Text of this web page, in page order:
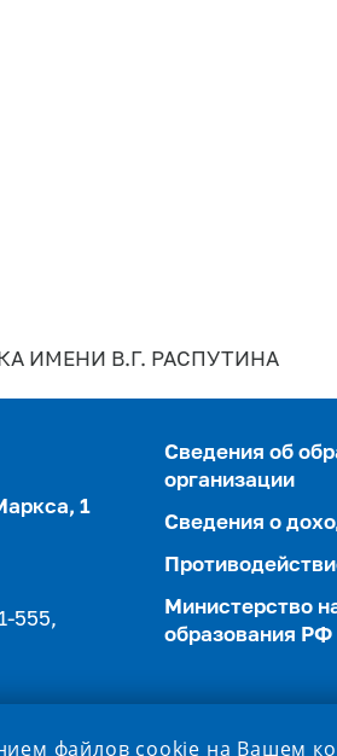
ИМЕНИ В.Г. РАСПУТИНА
1
555,
Сведения об
организации
Сведения о
Министерство
образования РФ
файлов cookie на Вашем